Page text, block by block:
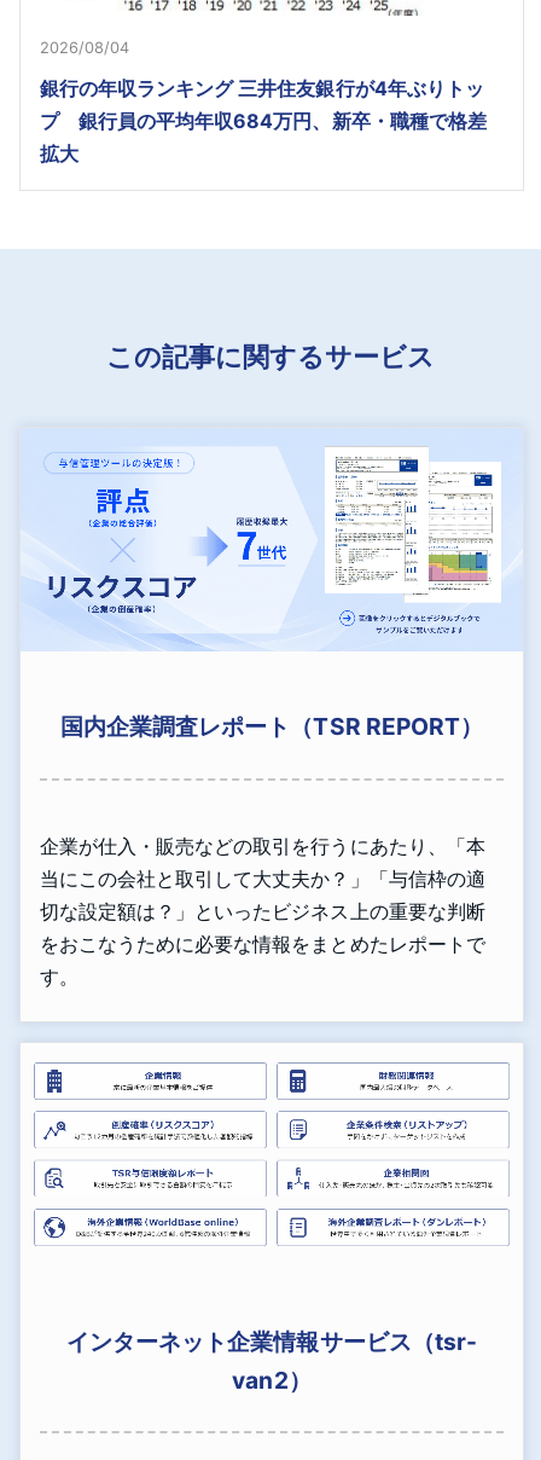
2026/08/04
銀行の年収ランキング 三井住友銀行が4年ぶりトッ
プ 銀行員の平均年収684万円、新卒・職種で格差
拡大
この記事に関するサービス
国内企業調査レポート（TSR REPORT）
企業が仕入・販売などの取引を行うにあたり、「本
当にこの会社と取引して大丈夫か？」「与信枠の適
切な設定額は？」といったビジネス上の重要な判断
をおこなうために必要な情報をまとめたレポートで
す。
インターネット企業情報サービス（tsr-
van2）